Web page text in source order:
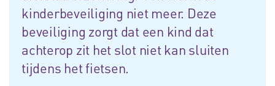
kinderbeveiliging niet meer. Deze
beveiliging zorgt dat een kind dat
achterop zit het slot niet kan sluiten
tijdens het fietsen.